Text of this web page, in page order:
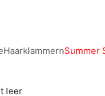
HaarklammernSummer
leer